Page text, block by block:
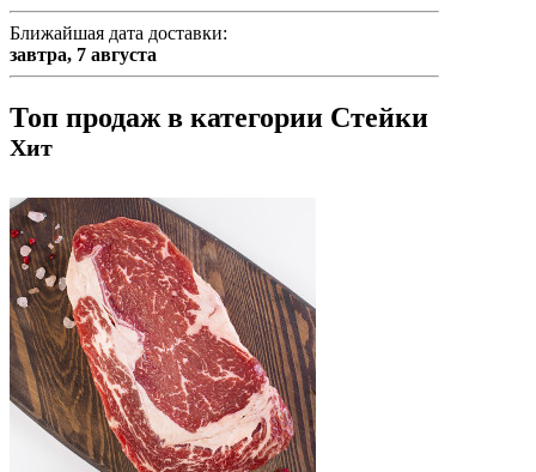
Ближайшая дата доставки:
завтра, 7 августа
Топ продаж в категории Стейки
Хит